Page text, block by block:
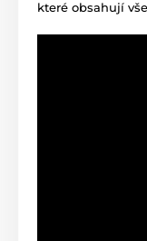
které obsahují